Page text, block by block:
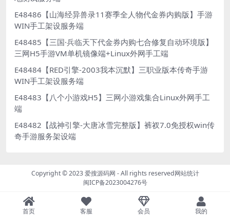
E48486【山海经异兽录11赛季全人物代金券内购版】手游
WIN手工架设服务端
E48485【三国·兵临天下代金券内购七合修复自动环境版】
三网H5手游VM单机镜像端+Linux外网手工端
E48484【RED引擎-2003我本沉默】三职业版本传奇手游
WIN手工架设服务端
E48483【八个小游戏H5】三网小游戏集合Linux外网手工
端
E48482【战神引擎-大唐冰雪完整版】裤衩7.0免授权win传
奇手游服务架设端
Copyright © 2023爱搜源码网 - All rights reserved网站统计
闽ICP备2023004276号
首页 客服 会员 我的